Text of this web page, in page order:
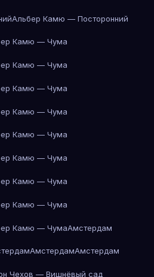
Альбер Камю — Посторонний
Камю — Чума
Камю — Чума
Камю — Чума
Камю — Чума
Камю — Чума
Камю — Чума
Камю — Чума
Камю — Чума
Камю — ЧумаАмстердам
АмстердамАмстердам
Чехов — Вишнёвый сад